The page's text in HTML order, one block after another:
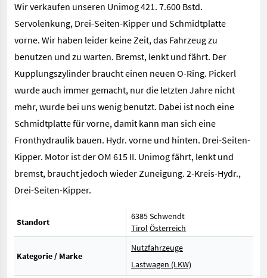
Wir verkaufen unseren Unimog 421. 7.600 Bstd.
Servolenkung, Drei-Seiten-Kipper und Schmidtplatte
vorne. Wir haben leider keine Zeit, das Fahrzeug zu
benutzen und zu warten. Bremst, lenkt und fährt. Der
Kupplungszylinder braucht einen neuen O-Ring. Pickerl
wurde auch immer gemacht, nur die letzten Jahre nicht
mehr, wurde bei uns wenig benutzt. Dabei ist noch eine
Schmidtplatte für vorne, damit kann man sich eine
Fronthydraulik bauen. Hydr. vorne und hinten. Drei-Seiten-
Kipper. Motor ist der OM 615 II. Unimog fährt, lenkt und
bremst, braucht jedoch wieder Zuneigung. 2-Kreis-Hydr.,
Drei-Seiten-Kipper.
Standort
6385 Schwendt
Tirol Österreich
Kategorie / Marke
Nutzfahrzeuge
Lastwagen (LKW)